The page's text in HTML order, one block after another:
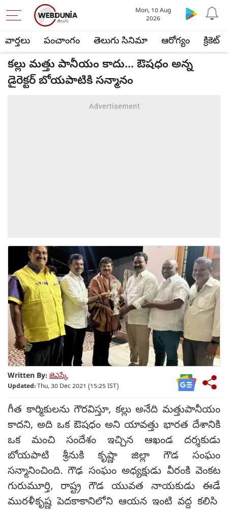
వార్తలు పంచాంగం తెలుగు సినిమా ఆరోగ్యం క్రికెట్
Mon, 10 Aug
2026
కల్లు మత్తు పానీయం కాదు... ఔషధం అన్న
డైరెక్ట‌ర్ బోయ‌పాటికి స‌న్మానం
Written By: జెఎస్కే
Updated:Thu, 30 Dec 2021 (15:25 IST)
గీత కార్మికులను గౌరవిస్తూ, కల్లు అనేది మత్తుపానీయం
కాద‌ని, అది ఒక ఔష‌ధం అని యావత్తు భారత దేశానికి
ఒక మంచి సందేశం ఇచ్చిన ఆఖండ దర్శకుడు
బోయపాటి శ్రీనుకి కృష్ణా జిల్లా గౌడ సంఘం
స‌న్మానించింది. గౌఢ సంఘం అధ్యక్షుడు వీరంకి వెంకట
గురుమూర్తి, రాష్ట్ర గౌడ యువత నాయకుడు ఈడే
మురళీకృష్ణ పెదకాకానిలోని ఆయన ఇంటి వద్ద కలిసి